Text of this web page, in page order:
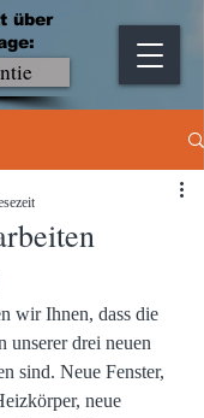
über
wir Ihnen, dass die
unserer drei neuen
sind. Neue Fenster,
neue